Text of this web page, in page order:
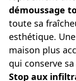
démoussage
toute sa
esthétique.
maison plus
qui conserve sa
Stop aux